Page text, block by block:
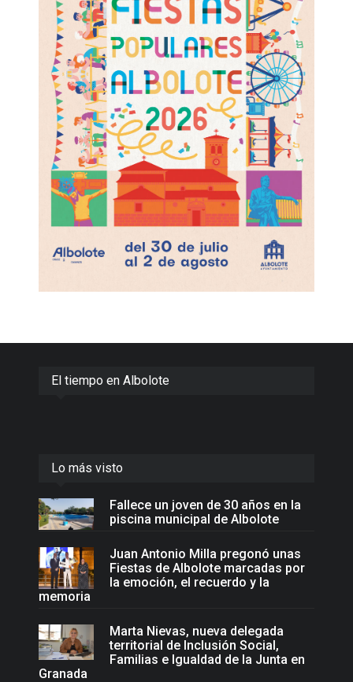
El tiempo en Albolote
Lo más visto
Fallece un joven de 30 años en la
piscina municipal de Albolote
Juan Antonio Milla pregonó unas
Fiestas de Albolote marcadas por
la emoción, el recuerdo y la
memoria
Marta Nievas, nueva delegada
territorial de Inclusión Social,
Familias e Igualdad de la Junta en
Granada